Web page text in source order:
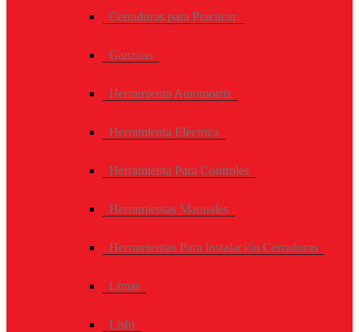
Cerraduras para Practicar
Ganzuas
Herramienta Automotriz
Herramienta Eléctrica
Herramienta Para Controles
Herramientas Manuales
Herramientas Para Instalación Cerraduras
Limas
Lishi